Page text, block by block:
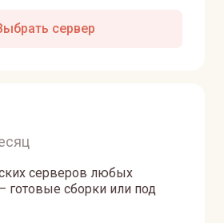
сервер
серверов любых
готовые сборки или под